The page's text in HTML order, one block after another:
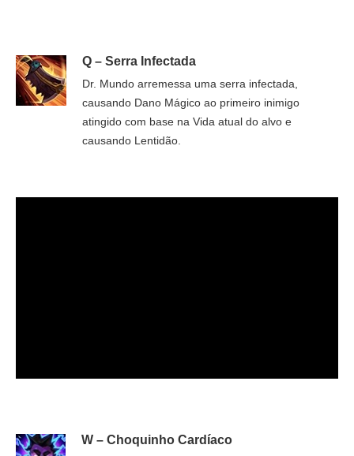
Q – Serra Infectada
Dr. Mundo arremessa uma serra infectada,
causando Dano Mágico ao primeiro inimigo
atingido com base na Vida atual do alvo e
causando Lentidão.
W – Choquinho Cardíaco